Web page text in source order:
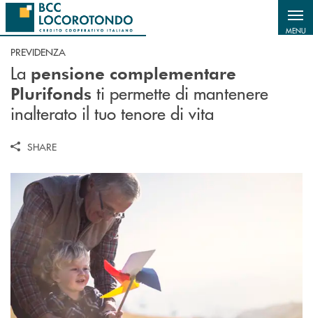
Salta al contenuto principale
MENU
PREVIDENZA
La pensione complementare
Plurifonds ti permette di mantenere
inalterato il tuo tenore di vita
SHARE